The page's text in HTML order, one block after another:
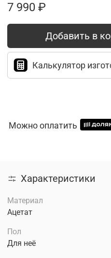
7 990 ₽
Добавить в
Калькулятор
Можно оплатить
Характеристики
Материал
Ацетат
Пол
Для неё